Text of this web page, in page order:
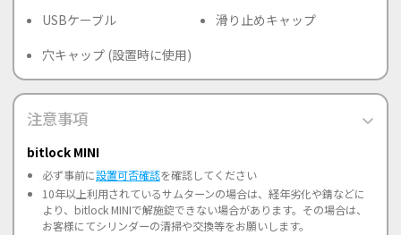
USBケーブル
滑り止めキャップ
穴キャップ (設置時に使用)
注意事項
bitlock MINI
必ず事前に設置可否確認を確認してください
10年以上利用されているサムターンの場合は、経年劣化や錆などに
より、bitlock MINIで解施錠できない場合があります。その場合は、
お客様にてシリンダーの清掃や交換等をお願いします。